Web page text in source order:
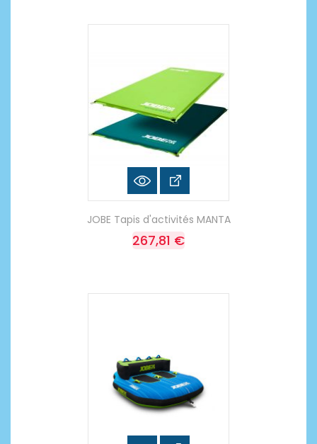
JOBE Tapis d'activités MANTA
267,81 €